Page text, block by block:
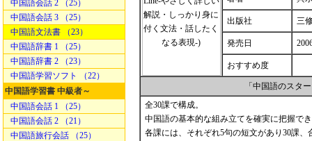
中国語会話 2 （25）
中国語会話 3 （25）
中国語文法書 （23）
中国語辞書 1 （25）
中国語辞書 2 （23）
中国語学習ソフト （22）
中国語学習書 中級者～
中国語会話 1 （25）
中国語会話 2 （21）
中国語旅行会話 （25）
出版社 三
発売日
おすすめ度
「中国語のスタ
全30課で構成。
中国語の基本的な組み立てを確実に把握で
各課には、それぞれ5句の短文があり30課、